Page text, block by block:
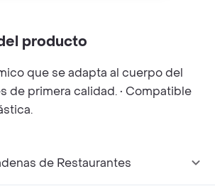
producto
que se adapta al cuerpo del
de primera calidad. • Compatible
de Restaurantes